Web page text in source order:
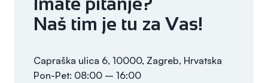
Naš tim je tu za Vas!
Capraška ulica 6, 10000, Zagreb, Hrvatska
Pon-Pet: 08:00 – 16:00